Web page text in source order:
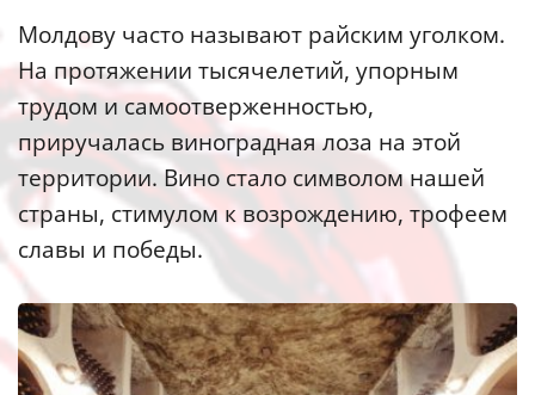
Молдову часто называют райским уголком.
На протяжении тысячелетий, упорным
трудом и самоотверженностью,
приручалась виноградная лоза на этой
территории. Вино стало символом нашей
страны, стимулом к возрождению, трофеем
славы и победы.